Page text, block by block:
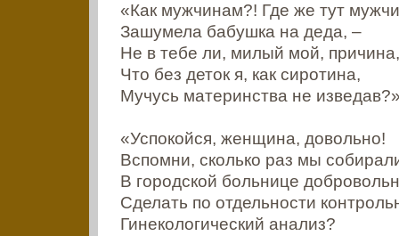
«Как мужчинам?! Где же тут
Зашумела бабушка на деда, –
Не в тебе ли, милый мой, причина,
Что без деток я, как сиротина,
Мучусь материнства не
«Успокойся, женщина, довольно!
Вспомни, сколько раз мы
В городской больнице
Сделать по отдельности
Гинекологический анализ?